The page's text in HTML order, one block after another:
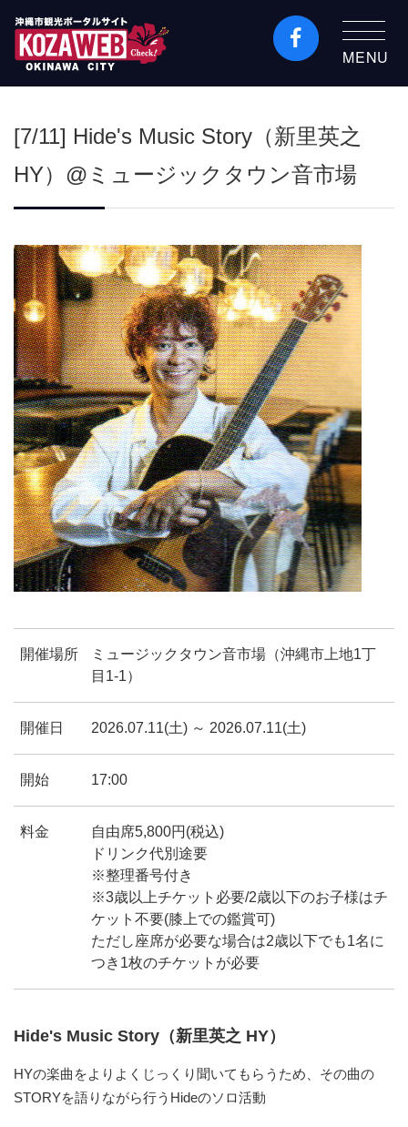
沖縄市観光ポータルコ
縄市コザの表も裏も楽
MENU
[7/11] Hide's Music Story（新里英之
HY）@ミュージックタウン音市場
開催場所
ミュージックタウン音市場（沖縄市上地1丁
⽬1-1）
開催日 2026.07.11(土) ～ 2026.07.11(土)
開始 17:00
料金
自由席5,800円(税込)
ドリンク代別途要
※整理番号付き
※3歳以上チケット必要/2歳以下のお子様はチ
ケット不要(膝上での鑑賞可)
ただし座席が必要な場合は2歳以下でも1名に
つき1枚のチケットが必要
Hide's Music Story（新里英之 HY）
HYの楽曲をよりよくじっくり聞いてもらうため、その曲の
STORYを語りながら行うHideのソロ活動